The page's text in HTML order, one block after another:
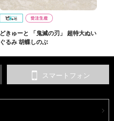
どきゅーと 「鬼滅の刃」 超特大ぬい
ぐるみ 胡蝶しのぶ
スマートフォン